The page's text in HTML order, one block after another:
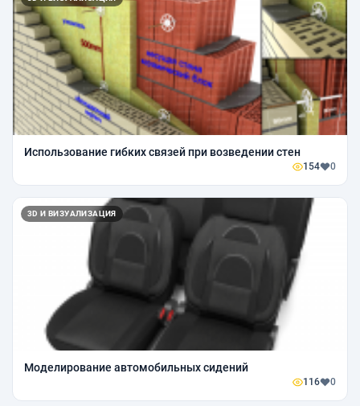
Использование гибких связей при возведении стен
154 0
3D И ВИЗУАЛИЗАЦИЯ
Моделирование автомобильных сидений
116 0